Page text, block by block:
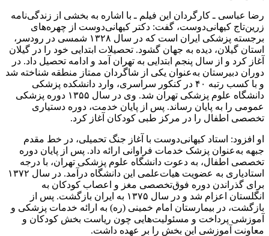
رضا عباسی ـ کارگردان این فیلم ـ با اشاره به بخشی از زندگی‌نامه
زرین‌تاج کیهانی‌دوست، گفت: دکتر کیهانی‌دوست از چهره‌های
برجسته پزشکی ایران است که در سال ۱۳۲۸ شمسی در رودسر،
استان گیلان، دیده به جهان گشود. تحصیلات ابتدایی خود را در گیلان
آغاز کرد و از سال پنجم ابتدایی به تهران آمد و ادامه تحصیل داد. در
دوران دبیرستان به‌عنوان یکی از شاگردان ممتاز منطقه شناخته شد
و با کسب رتبه ۴۰ در کنکور سراسری، وارد دانشکده پزشکی
دانشگاه علوم پزشکی تهران شد. وی در سال ۱۳۵۵ دوره پزشکی
عمومی را به پایان رساند. پس از پایان خدمت، دوره دستیاری
تخصصی اطفال را در مرکز طبی کودکان آغاز کرد.
او افزود: استاد کیهانی‌دوست با آغاز جنگ تحمیلی، در خط مقدم
جبهه به‌عنوان پزشک خدمات فراوانی ارائه داد. پس از پایان دوره
تخصصی اطفال، به دعوت دانشگاه علوم پزشکی تهران، با درجه
استادیاری به عضویت هیات‌علمی این دانشگاه درآمد. در سال ۱۳۷۲
برای گذراندن دوره فوق‌تخصصی مغز و اعصاب کودکان به
انگلستان اعزام شد و در سال ۱۳۷۵ به ایران بازگشت. پس از
بازگشت، در بیمارستان امام خمینی (ره) به ارائه خدمات پزشکی و
آموزشی پرداخت و مسئولیت‌هایی چون ریاست بخش کودکان و
معاونت آموزشی این بخش را بر عهده داشت.